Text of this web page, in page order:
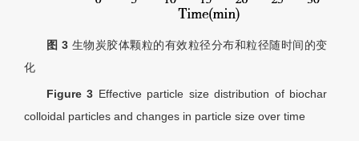
图 3 生物炭胶体颗粒的有效粒径分布和粒径随时间的变
化
Figure 3 Effective particle size distribution of biochar
colloidal particles and changes in particle size over time